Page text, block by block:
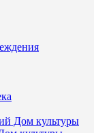
Дом культуры